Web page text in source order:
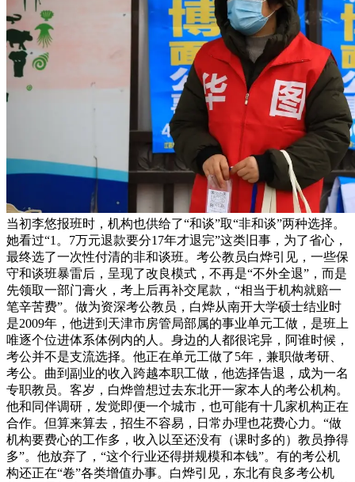
当初李悠报班时，机构也供给了“和谈”取“非和谈”两种选择。
她看过“1。7万元退款要分17年才退完”这类旧事，为了省心，
最终选了一次性付清的非和谈班。考公教员白烨引见，一些保
守和谈班暴雷后，呈现了改良模式，不再是“不外全退”，而是
先领取一部门膏火，考上后再补交尾款，“相当于机构就赔一
笔辛苦费”。做为资深考公教员，白烨从南开大学硕士结业时
是2009年，他进到天津市房管局部属的事业单元工做，是班上
唯逐个位进体系体例内的人。身边的人都很诧异，阿谁时候，
考公并不是支流选择。他正在单元工做了5年，兼职做考研、
考公。曲到副业的收入跨越本职工做，他选择告退，成为一名
专职教员。客岁，白烨曾想过去东北开一家本人的考公机构。
他和同伴调研，发觉即便一个城市，也可能有十几家机构正在
合作。但算来算去，招生不容易，日常办理也花费心力。“做
机构要费心的工作多，收入以至还没有（课时多的）教员挣得
多”。他放弃了，“这个行业还得拼规模和本钱”。有的考公机
构还正在“卷”各类增值办事。白烨引见，东北有良多考公机